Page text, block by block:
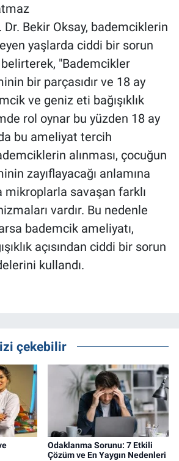
Dr. Bekir Oksay, bademciklerin
yaşlarda ciddi bir sorun
belirterek, "Bademcikler
bir parçasıdır ve 18 ay
ve geniz eti bağışıklık
rol oynar bu yüzden 18 ay
bu ameliyat tercih
alınması, çocuğun
zayıflayacağı anlamına
savaşan farklı
vardır. Bu nedenle
bademcik ameliyatı,
açısından ciddi bir sorun
kullandı.
çekebilir
Odaklanma Sorunu: 7 Etkili
Çözüm ve En Yaygın Nedenleri